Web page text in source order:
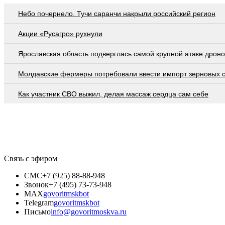
Небо почернело. Тучи саранчи накрыли российский регион
Акции «Русагро» рухнули
Ярославская область подверглась самой крупной атаке
Молдавские фермеры потребовали ввести импорт зерновых
Как участник СВО выжил, делая массаж сердца сам себе
Связь с эфиром
СМС+7 (925) 88-88-948
Звонок+7 (495) 73-73-948
MAXgovoritmskbot
Telegramgovoritmskbot
Письмоinfo@govoritmoskva.ru